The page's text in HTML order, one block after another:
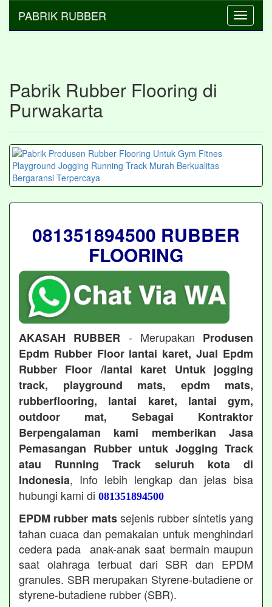
Toggle
PABRIK RUBBER
Pabrik Rubber Flooring di
Purwakarta
081351894500 RUBBER
FLOORING
AKASAH RUBBER - Merupakan Produsen
Epdm Rubber Floor lantai karet, Jual Epdm
Rubber Floor /lantai karet Untuk jogging
track, playground mats, epdm mats,
rubberflooring, lantai karet, lantai gym,
outdoor mat, Sebagai Kontraktor
Berpengalaman kami memberikan Jasa
Pemasangan Rubber untuk Jogging Track
atau Running Track seluruh kota di
Indonesia, Info lebih lengkap dan jelas bisa
hubungi kami di 081351894500
EPDM rubber matssejenis rubber sintetis yang
tahan cuaca dan pemakaian untuk menghindari
cedera pada anak-anak saat bermain maupun
saat olahraga terbuat dari SBR dan EPDM
granules. SBR merupakan Styrene-butadiene or
styrene-butadiene rubber (SBR).